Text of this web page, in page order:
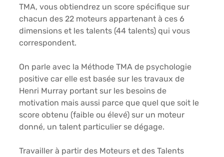
TMA, vous obtiendrez un score spécifique sur
chacun des 22 moteurs appartenant à ces 6
dimensions et les talents (44 talents) qui vous
correspondent.
On parle avec la Méthode TMA de psychologie
positive car elle est basée sur les travaux de
Henri Murray portant sur les besoins de
motivation mais aussi parce que quel que soit le
score obtenu (faible ou élevé) sur un moteur
donné, un talent particulier se dégage.
Travailler à partir des Moteurs et des Talents